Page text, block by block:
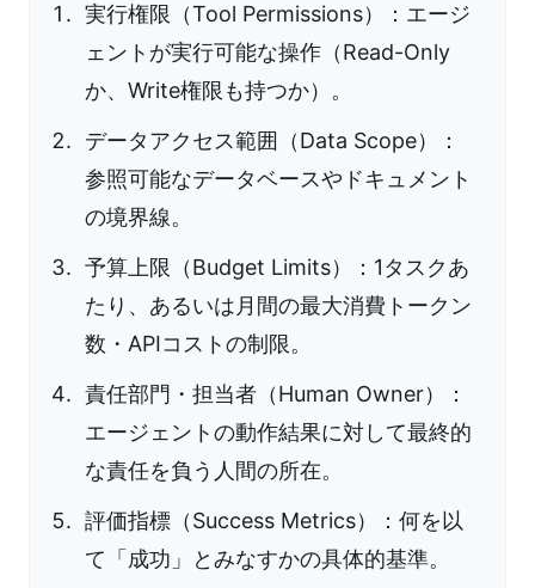
実行権限（Tool Permissions）：エージ
ェントが実行可能な操作（Read-Only
か、Write権限も持つか）。
データアクセス範囲（Data Scope）：
参照可能なデータベースやドキュメント
の境界線。
予算上限（Budget Limits）：1タスクあ
たり、あるいは月間の最大消費トークン
数・APIコストの制限。
責任部門・担当者（Human Owner）：
エージェントの動作結果に対して最終的
な責任を負う人間の所在。
評価指標（Success Metrics）：何を以
て「成功」とみなすかの具体的基準。